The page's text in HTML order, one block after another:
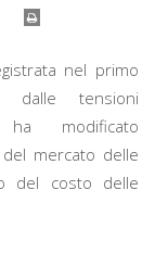
nel primo
dalle tensioni
modificato
mercato delle
del costo delle